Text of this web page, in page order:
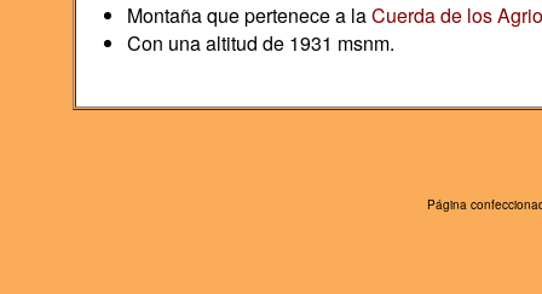
Montaña que pertenece a laCuerda de los
Con una altitud de 1931 msnm.
Página